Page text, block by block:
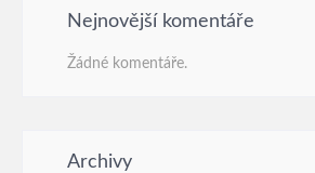
Nejnovější komentáře
Žádné komentáře.
Archivy